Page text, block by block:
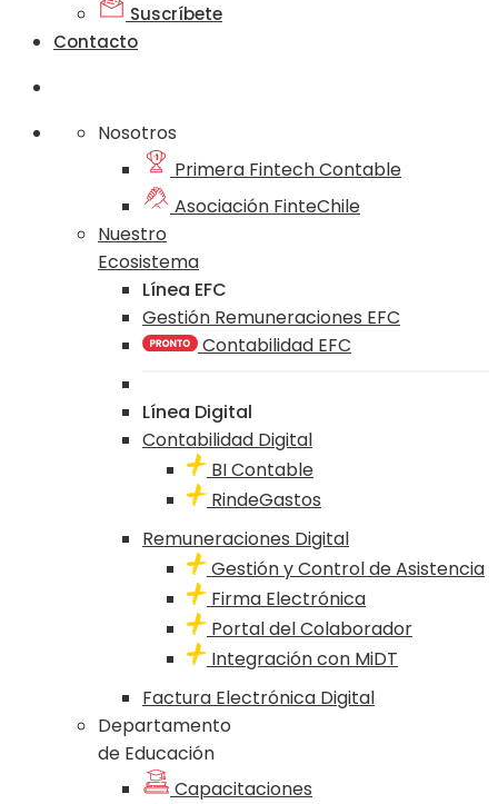
Suscríbete
Contacto
Nosotros
Primera Fintech Contable
Asociación FinteChile
Nuestro
Ecosistema
Línea EFC
Gestión Remuneraciones EFC
Contabilidad EFC
Línea Digital
Contabilidad Digital
BI Contable
RindeGastos
Remuneraciones Digital
Gestión y Control de Asistencia
Firma Electrónica
Portal del Colaborador
Integración con MiDT
Factura Electrónica Digital
Departamento
de Educación
Capacitaciones